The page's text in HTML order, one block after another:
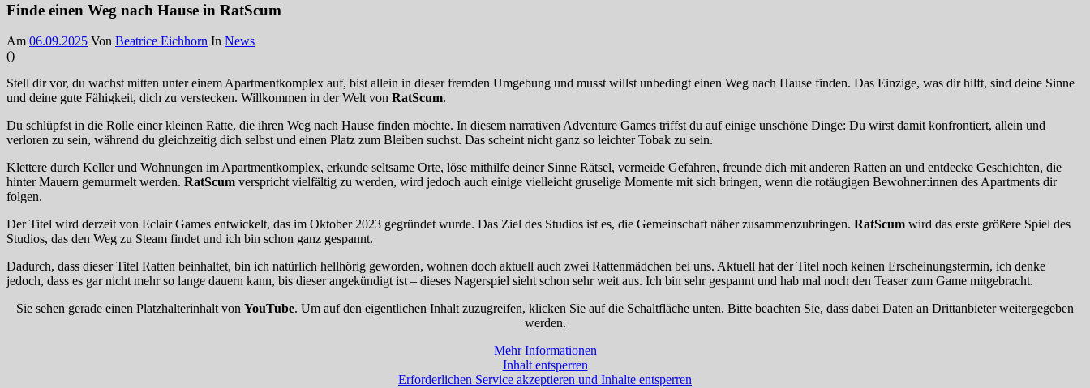
Finde einen Weg nach Hause in RatScum
Am 06.09.2025 Von Beatrice Eichhorn In News
()
Stell dir vor, du wachst mitten unter einem Apartmentkomplex auf, bist allein in dieser fremden Umgebung und musst willst unbedingt einen Weg nach Hause finden. Das Einzige, was dir hilft, sind deine Sinne
und deine gute Fähigkeit, dich zu verstecken. Willkommen in der Welt von RatScum.
Du schlüpfst in die Rolle einer kleinen Ratte, die ihren Weg nach Hause finden möchte. In diesem narrativen Adventure Games triffst du auf einige unschöne Dinge: Du wirst damit konfrontiert, allein und
verloren zu sein, während du gleichzeitig dich selbst und einen Platz zum Bleiben suchst. Das scheint nicht ganz so leichter Tobak zu sein.
Klettere durch Keller und Wohnungen im Apartmentkomplex, erkunde seltsame Orte, löse mithilfe deiner Sinne Rätsel, vermeide Gefahren, freunde dich mit anderen Ratten an und entdecke Geschichten, die
hinter Mauern gemurmelt werden. RatScum verspricht vielfältig zu werden, wird jedoch auch einige vielleicht gruselige Momente mit sich bringen, wenn die rotäugigen Bewohner:innen des Apartments dir
folgen.
Der Titel wird derzeit von Eclair Games entwickelt, das im Oktober 2023 gegründet wurde. Das Ziel des Studios ist es, die Gemeinschaft näher zusammenzubringen. RatScum wird das erste größere Spiel des
Studios, das den Weg zu Steam findet und ich bin schon ganz gespannt.
Dadurch, dass dieser Titel Ratten beinhaltet, bin ich natürlich hellhörig geworden, wohnen doch aktuell auch zwei Rattenmädchen bei uns. Aktuell hat der Titel noch keinen Erscheinungstermin, ich denke
jedoch, dass es gar nicht mehr so lange dauern kann, bis dieser angekündigt ist – dieses Nagerspiel sieht schon sehr weit aus. Ich bin sehr gespannt und hab mal noch den Teaser zum Game mitgebracht.
Sie sehen gerade einen Platzhalterinhalt von YouTube. Um auf den eigentlichen Inhalt zuzugreifen, klicken Sie auf die Schaltfläche unten. Bitte beachten Sie, dass dabei Daten an Drittanbieter weitergegeben
werden.
Mehr Informationen
Inhalt entsperren
Erforderlichen Service akzeptieren und Inhalte entsperren